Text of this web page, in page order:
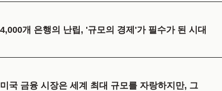
4,000개 은행의 난립, '규모의 경제'가 필수가 된 시대
미국 금융 시장은 세계 최대 규모를 자랑하지만, 그